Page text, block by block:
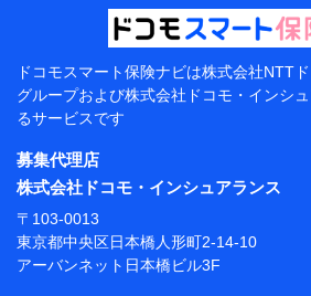
提供当事者から受領当事者が個人デ
電子的・電磁的方法等
【共同して利用する者の範囲】
当社
株式会社NTTドコモ・フィナンシャ
【利用目的】
当社または株式会社NTTドコモ・フ
プが提供する保険関連サービスにお
付および管理のため
当社または株式会社NTTドコモ・フ
ドコモスマート保険ナビは株式会社NTT
グループおよび株式会社ドコモ・インシ
るサービスです
募集代理店
株式会社ドコモ・インシュアランス
〒103-0013
東京都中央区日本橋人形町2-14-10
アーバンネット日本橋ビル3F